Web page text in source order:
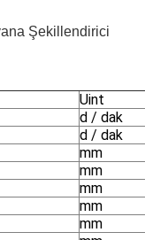
Şekillendirici
Uint
d / dak
d / dak
mm
mm
mm
mm
mm